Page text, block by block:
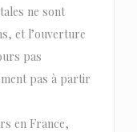
ne sont
et l’ouverture
pas
pas à partir
en France,